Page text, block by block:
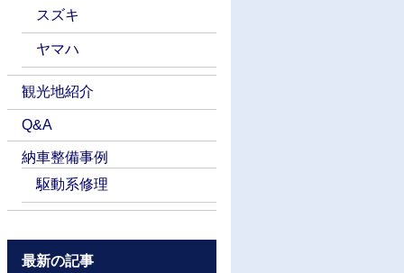
スズキ
ヤマハ
観光地紹介
Q&A
納車整備事例
駆動系修理
最新の記事